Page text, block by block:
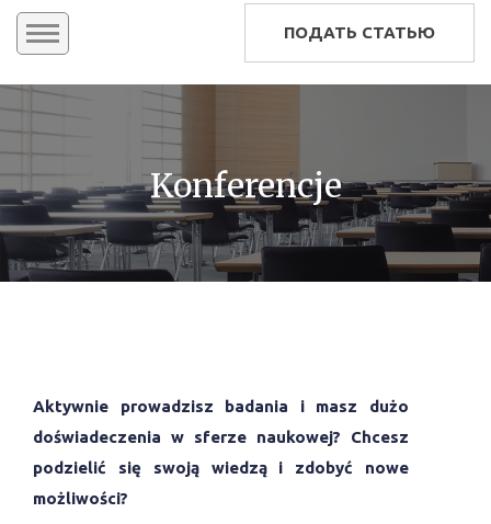
KONFERENCJE
CZASOPISMA
MONOGRAFIE
ARCHIWA
ПОДАТЬ СТАТЬЮ
Konferencje
Aktywnie prowadzisz badania i masz dużo
doświadeczenia w sferze naukowej? Сhcesz
podzielić się swoją wiedzą i zdobyć nowe
możliwości?